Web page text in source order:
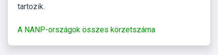
tartozik.
A NANP-országok összes körzetszáma